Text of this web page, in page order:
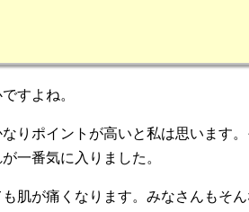
すよね。
りポイントが高いと私は思います
一番気に入りました。
肌が痛くなります。みなさんもそ